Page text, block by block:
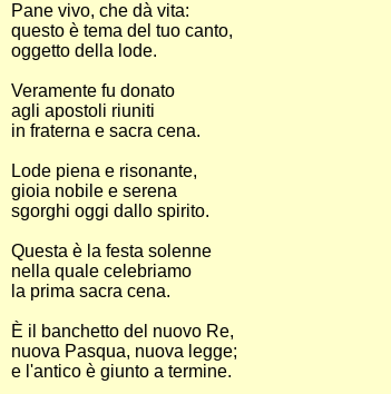
Pane vivo, che dà vita:
questo è tema del tuo canto,
oggetto della lode.
Veramente fu donato
agli apostoli riuniti
in fraterna e sacra cena.
Lode piena e risonante,
gioia nobile e serena
sgorghi oggi dallo spirito.
Questa è la festa solenne
nella quale celebriamo
la prima sacra cena.
È il banchetto del nuovo Re,
nuova Pasqua, nuova legge;
e l'antico è giunto a termine.